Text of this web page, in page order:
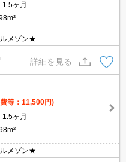
1.5ヶ月
メゾン★
詳細を見る
等：11,500円)
1.5ヶ月
メゾン★